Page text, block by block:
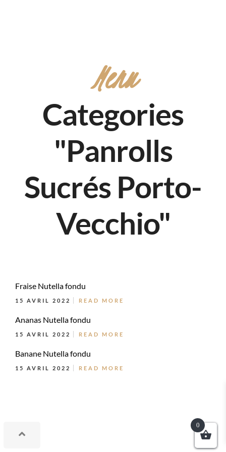
Menu
Categories
"Panrolls
Sucrés Porto-
Vecchio"
Fraise Nutella fondu
15 AVRIL 2022 READ MORE
Ananas Nutella fondu
15 AVRIL 2022 READ MORE
Banane Nutella fondu
15 AVRIL 2022 READ MORE
0